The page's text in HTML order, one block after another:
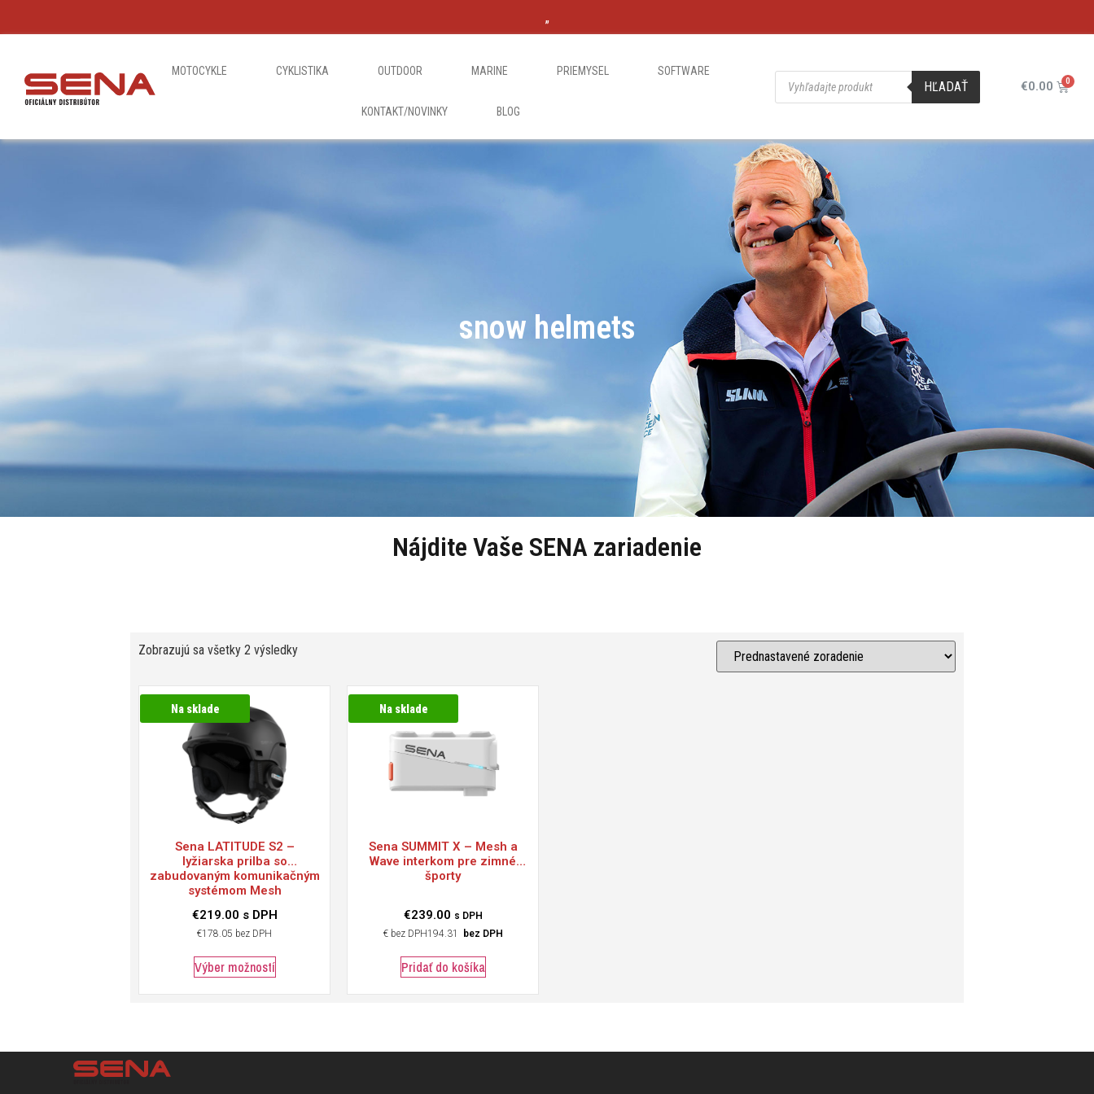
„
MOTOCYKLE CYKLISTIKA OUTDOOR MARINE PRIEMYSEL SOFTWARE
KONTAKT/NOVINKY BLOG
HĽADAŤ €0.00
snow helmets
Nájdite Vaše SENA zariadenie
Zobrazujú sa všetky 2 výsledky
Na sklade
Sena LATITUDE S2 –
lyžiarska prilba so
zabudovaným komunikačným
systémom Mesh
€219.00 s DPH
€178.05 bez DPH
Výber možností
Na sklade
Sena SUMMIT X – Mesh a
Wave interkom pre zimné
športy
€239.00 s DPH
€
194.31 bez DPH
Pridať do košíka